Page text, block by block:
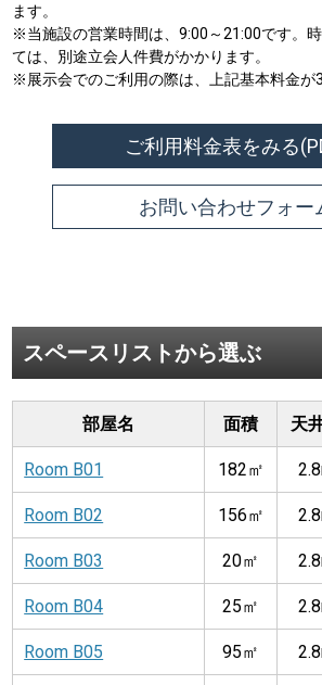
ます。
※当施設の営業時間は、9:00～21:00です。
ては、別途立会人件費がかかります。
※展示会でのご利用の際は、上記基本料金が
ご利⽤料⾦表をみる
お問い合わせフォー
スペースリストから選ぶ
部屋名 面積 天
Room B01 182㎡
Room B02 156㎡
Room B03 20㎡
Room B04 25㎡
Room B05 95㎡